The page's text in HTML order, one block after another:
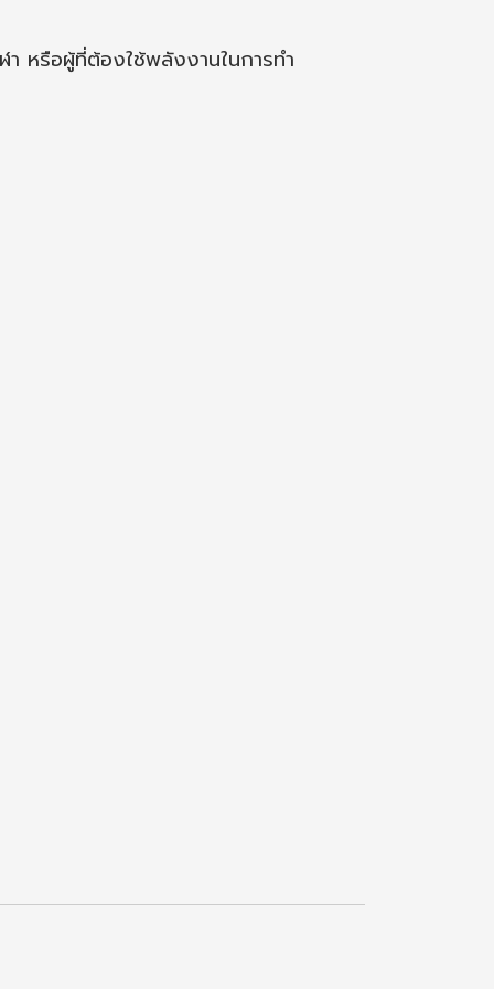
หรือผู้ที่ต้องใช้พลังงานในการทำ